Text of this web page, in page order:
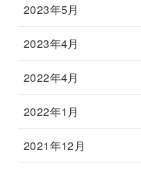
2023年5月
2023年4月
2022年4月
2022年1月
2021年12月